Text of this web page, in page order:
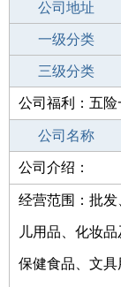
招聘结束时间
公司地址
一级分类
二级分类
三级分类
其他行业
公司福利：五
公司名称
公司类型
公司介绍：
经营范围：批
儿用品、化妆
保健食品、文